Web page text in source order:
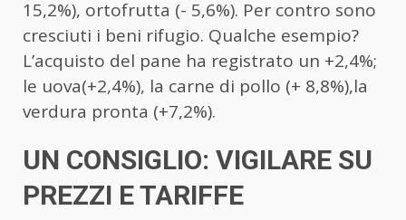
15,2%), ortofrutta (- 5,6%). Per contro sono
cresciuti i beni rifugio. Qualche esempio?
L’acquisto del pane ha registrato un +2,4%;
le uova(+2,4%), la carne di pollo (+ 8,8%),la
verdura pronta (+7,2%).
UN CONSIGLIO: VIGILARE SU
PREZZI E TARIFFE